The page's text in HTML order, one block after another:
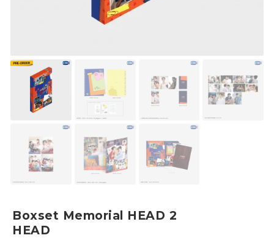
Boxset Memorial HEAD 2
HEAD